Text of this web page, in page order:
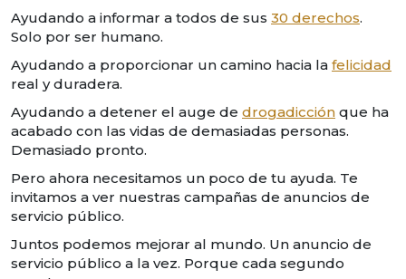
Ayudando a informar a todos de sus 30 derechos.
Solo por ser humano.
Ayudando a proporcionar un camino hacia la felicidad
real y duradera.
Ayudando a detener el auge de drogadicción que ha
acabado con las vidas de demasiadas personas.
Demasiado pronto.
Pero ahora necesitamos un poco de tu ayuda. Te
invitamos a ver nuestras campañas de anuncios de
servicio público.
Juntos podemos mejorar al mundo. Un anuncio de
servicio público a la vez. Porque cada segundo